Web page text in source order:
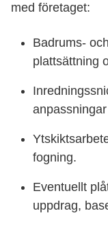
med företaget:
Badrums-
plattsättning
fogning.
Eventuellt
uppdrag,